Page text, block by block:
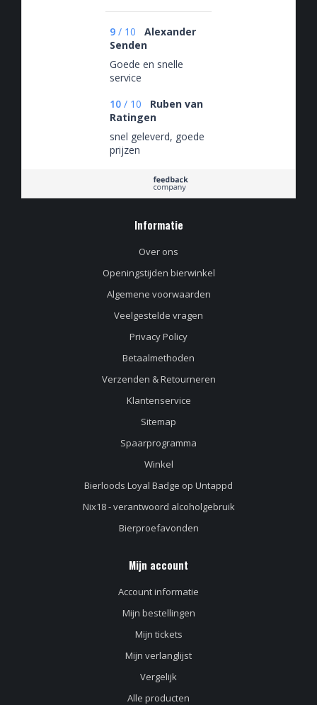
9 / 10
Alexander
Senden
Goede en snelle
service
10 / 10
Ruben van
Ratingen
snel geleverd, goede
prijzen
Informatie
Over ons
Openingstijden bierwinkel
Algemene voorwaarden
Veelgestelde vragen
Privacy Policy
Betaalmethoden
Verzenden & Retourneren
Klantenservice
Sitemap
Spaarprogramma
Winkel
Bierloods Loyal Badge op Untappd
Nix18 - verantwoord alcoholgebruik
Bierproefavonden
Mijn account
Account informatie
Mijn bestellingen
Mijn tickets
Mijn verlanglijst
Vergelijk
Alle producten